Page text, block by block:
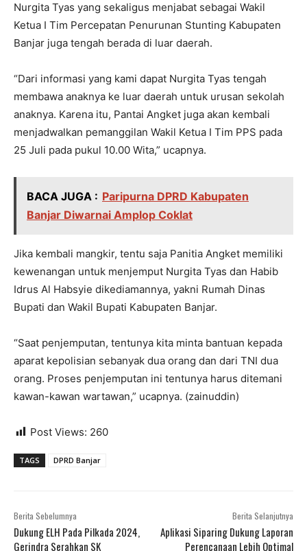
Nurgita Tyas yang sekaligus menjabat sebagai Wakil
Ketua I Tim Percepatan Penurunan Stunting Kabupaten
Banjar juga tengah berada di luar daerah.
“Dari informasi yang kami dapat Nurgita Tyas tengah
membawa anaknya ke luar daerah untuk urusan sekolah
anaknya. Karena itu, Pantai Angket juga akan kembali
menjadwalkan pemanggilan Wakil Ketua I Tim PPS pada
25 Juli pada pukul 10.00 Wita,” ucapnya.
BACA JUGA : Paripurna DPRD Kabupaten
Banjar Diwarnai Amplop Coklat
Jika kembali mangkir, tentu saja Panitia Angket memiliki
kewenangan untuk menjemput Nurgita Tyas dan Habib
Idrus Al Habsyie dikediamannya, yakni Rumah Dinas
Bupati dan Wakil Bupati Kabupaten Banjar.
“Saat penjemputan, tentunya kita minta bantuan kepada
aparat kepolisian sebanyak dua orang dan dari TNI dua
orang. Proses penjemputan ini tentunya harus ditemani
kawan-kawan wartawan,” ucapnya. (zainuddin)
Post Views: 260
TAGS DPRD Banjar
Berita Sebelumnya
Dukung ELH Pada Pilkada 2024,
Gerindra Serahkan SK
Berita Selanjutnya
Aplikasi Siparing Dukung Laporan
Perencanaan Lebih Optimal